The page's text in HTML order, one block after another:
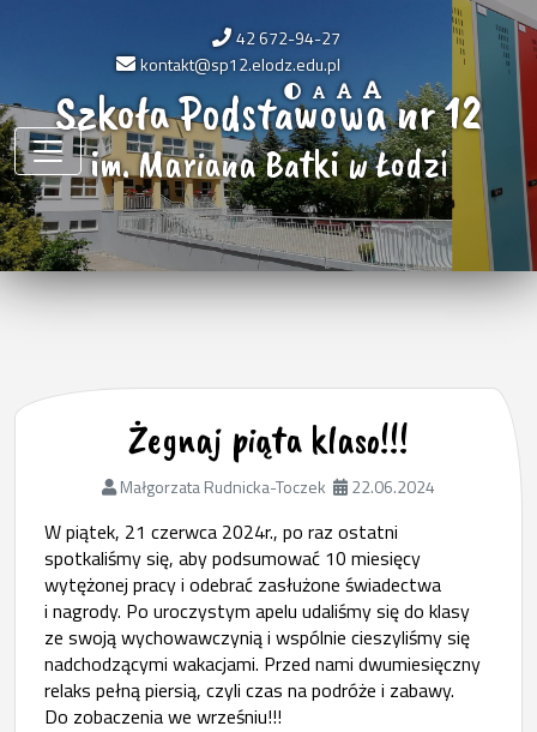
42 672-94-27
kontakt@sp12.elodz.edu.pl
Szkoła Podstawowa nr 12
im. Mariana Batki w Łodzi
Żegnaj piąta klaso!!!
Małgorzata Rudnicka-Toczek 22.06.2024
W piątek, 21 czerwca 2024r., po raz ostatni
spotkaliśmy się, aby podsumować 10 miesięcy
wytężonej pracy i odebrać zasłużone świadectwa
i nagrody. Po uroczystym apelu udaliśmy się do klasy
ze swoją wychowawczynią i wspólnie cieszyliśmy się
nadchodzącymi wakacjami. Przed nami dwumiesięczny
relaks pełną piersią, czyli czas na podróże i zabawy.
Do zobaczenia we wrześniu!!!